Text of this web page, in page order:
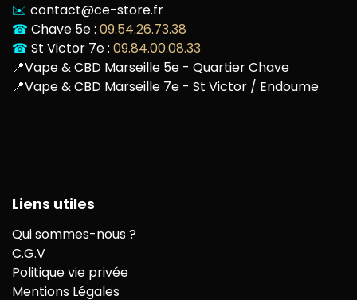
✉️ contact@ce-store.fr
☎ Chave 5e : 09.54.26.73.38
☎ St Victor 7e : 09.84.00.08.33
📍Vape & CBD Marseille 5e - Quartier Chave
📍Vape & CBD Marseille 7e - St Victor / Endoume
Liens utiles
Qui sommes-nous ?
C.G.V
Politique vie privée
Mentions Légales